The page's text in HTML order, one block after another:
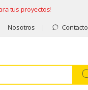
tus proyectos!
Nosotros Contacto